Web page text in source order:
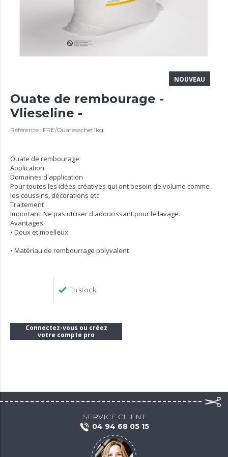
NOUVEAU
Ouate de rembourage -
Vlieseline -
Référence : FRE/Ouatesachet1kg
Ouate de rembourage
Application
Domaines d'application
Pour toutes les idées créatives qui ont besoin de volume comme
les coussins, décorations etc.
Traitement
Important: Ne pas utiliser d'adoucissant pour le lavage.
Avantages
• Doux et moelleux
• Matériau de rembourrage polyvalent
En stock
Connectez-vous ou créez
votre compte pro
SERVICE CLIENT
04 94 68 05 15